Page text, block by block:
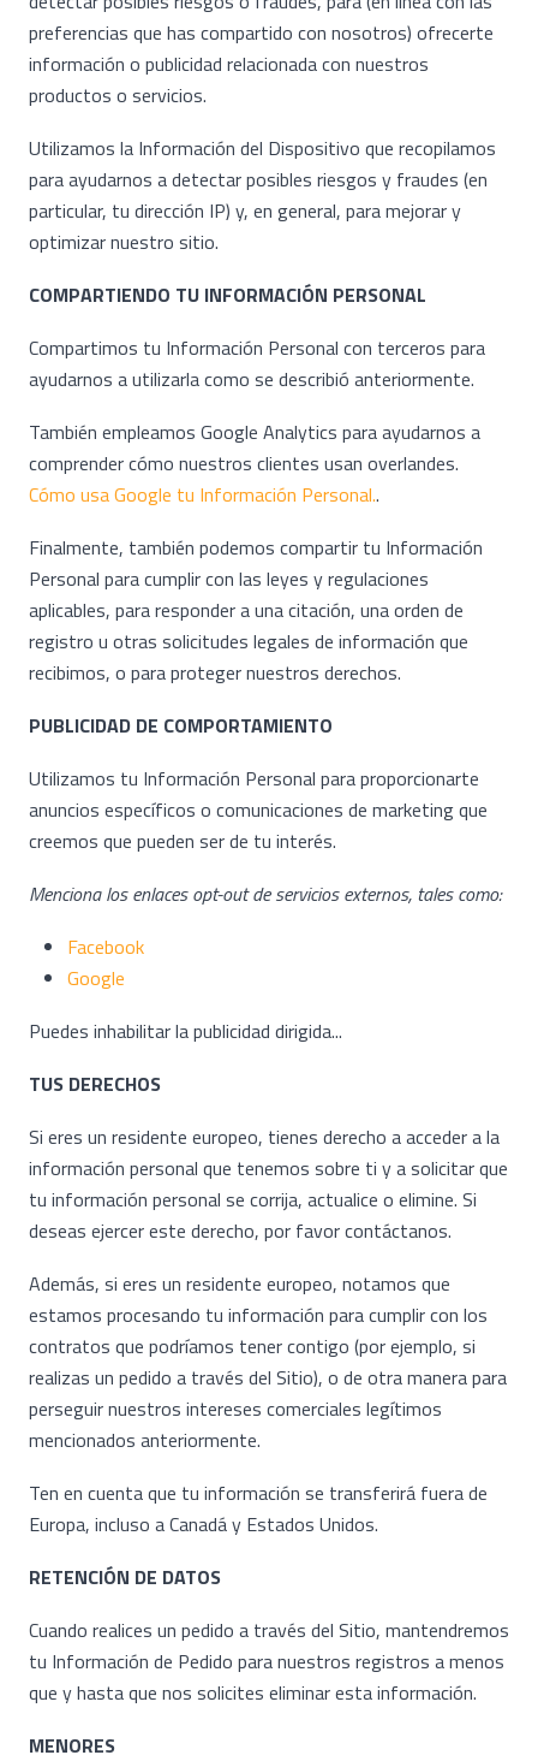
preferencias que has compartido con nosotros) ofrecerte
información o publicidad relacionada con nuestros
productos o servicios.
Utilizamos la Información del Dispositivo que recopilamos
para ayudarnos a detectar posibles riesgos y fraudes (en
particular, tu dirección IP) y, en general, para mejorar y
optimizar nuestro sitio.
COMPARTIENDO TU INFORMACIÓN PERSONAL
Compartimos tu Información Personal con terceros para
ayudarnos a utilizarla como se describió anteriormente.
También empleamos Google Analytics para ayudarnos a
comprender cómo nuestros clientes usan overlandes.
Cómo usa Google tu Información Personal..
Finalmente, también podemos compartir tu Información
Personal para cumplir con las leyes y regulaciones
aplicables, para responder a una citación, una orden de
registro u otras solicitudes legales de información que
recibimos, o para proteger nuestros derechos.
PUBLICIDAD DE COMPORTAMIENTO
Utilizamos tu Información Personal para proporcionarte
anuncios específicos o comunicaciones de marketing que
creemos que pueden ser de tu interés.
Menciona los enlaces opt-out de servicios externos, tales como:
Facebook
Google
Puedes inhabilitar la publicidad dirigida...
TUS DERECHOS
Si eres un residente europeo, tienes derecho a acceder a la
información personal que tenemos sobre ti y a solicitar que
tu información personal se corrija, actualice o elimine. Si
deseas ejercer este derecho, por favor contáctanos.
Además, si eres un residente europeo, notamos que
estamos procesando tu información para cumplir con los
contratos que podríamos tener contigo (por ejemplo, si
realizas un pedido a través del Sitio), o de otra manera para
perseguir nuestros intereses comerciales legítimos
mencionados anteriormente.
Ten en cuenta que tu información se transferirá fuera de
Europa, incluso a Canadá y Estados Unidos.
RETENCIÓN DE DATOS
Cuando realices un pedido a través del Sitio, mantendremos
tu Información de Pedido para nuestros registros a menos
que y hasta que nos solicites eliminar esta información.
MENORES